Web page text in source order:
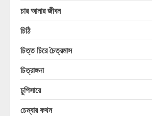
চার আনার জীবন
চিঠি
চিত্ত চিরে চৈত্রমাস
চিত্রাঙ্গনা
চুপিসারে
চেম্বার কথন